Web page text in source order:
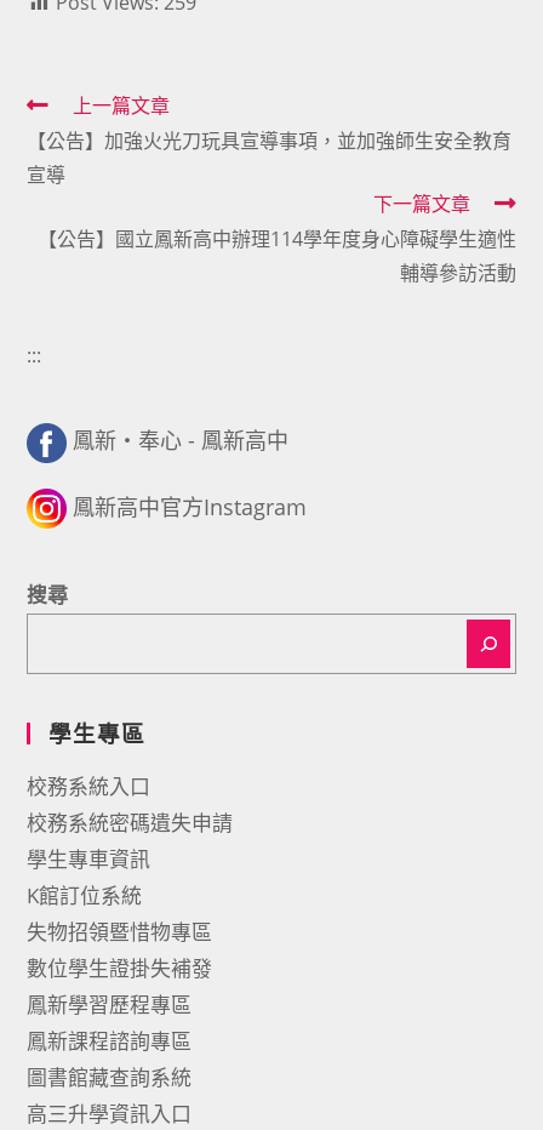
Read
more
articles
上一篇文章
【公告】加強火光刀玩具宣導事項，並加強師生安全教育
宣導
下一篇文章
【公告】國立鳳新高中辦理114學年度身心障礙學生適性
輔導參訪活動
:::
鳳新・奉心 - 鳳新高中
鳳新高中官方Instagram
搜尋
學生專區
校務系統入口
校務系統密碼遺失申請
學生專車資訊
K館訂位系統
失物招領暨惜物專區
數位學生證掛失補發
鳳新學習歷程專區
鳳新課程諮詢專區
圖書館藏查詢系統
高三升學資訊入口